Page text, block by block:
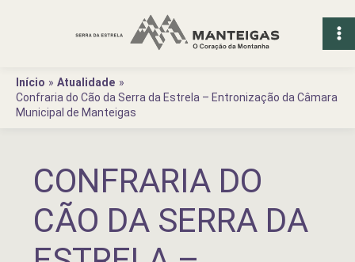
Início
Atualidade
Confraria do Cão da Serra da Estrela – Entronização da Câmara
Municipal de Manteigas
CONFRARIA DO
CÃO DA SERRA DA